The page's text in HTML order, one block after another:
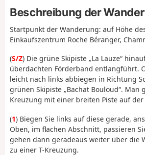
Beschreibung der
Startpunkt der Wanderung: auf Höhe
Einkaufszentrum Roche Béranger,
(S/Z) Die grüne Skipiste „La Lauze“
überdachten Förderband entlangführt.
leicht nach links abbiegen in Richtung
grünen Skipiste „Bachat Bouloud“. Man
Kreuzung mit einer breiten Piste auf der
(1) Biegen Sie links auf diese gerade,
Oben, im flachen Abschnitt, passieren
gehen dann geradeaus weiter über die
zu einer T-Kreuzung.